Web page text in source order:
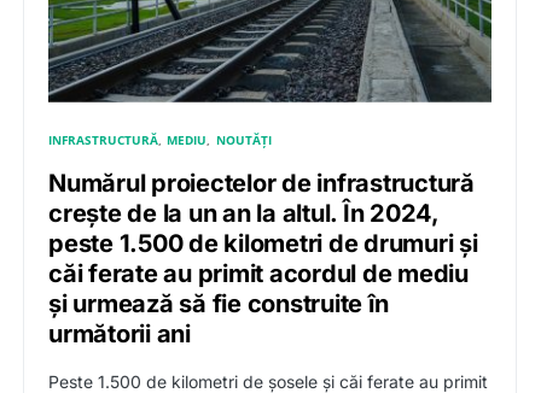
INFRASTRUCTURĂ MEDIU NOUTĂȚI
Numărul proiectelor de infrastructură
crește de la un an la altul. În 2024,
peste 1.500 de kilometri de drumuri și
căi ferate au primit acordul de mediu
și urmează să fie construite în
următorii ani
Peste 1.500 de kilometri de șosele și căi ferate au primit